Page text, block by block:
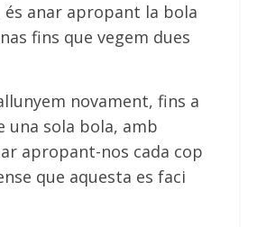
és anar apropant la bola
fins que vegem dues
novament, fins a
una sola bola, amb
apropant-nos cada cop
que aquesta es faci